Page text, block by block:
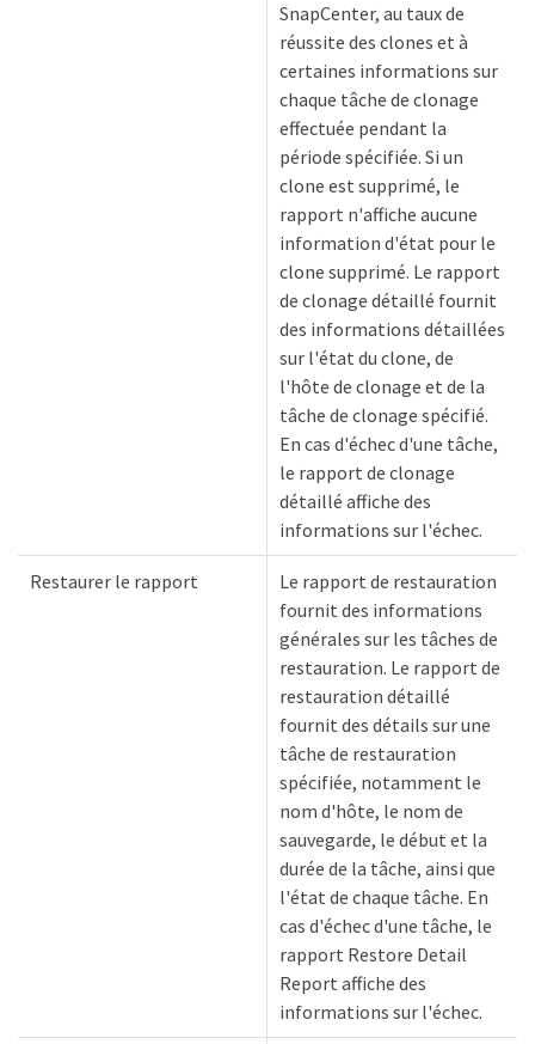
SnapCenter, au taux de
réussite des clones et à
certaines informations sur
chaque tâche de clonage
effectuée pendant la
période spécifiée. Si un
clone est supprimé, le
rapport n'affiche aucune
information d'état pour le
clone supprimé. Le rapport
de clonage détaillé fournit
des informations détaillées
sur l'état du clone, de
l'hôte de clonage et de la
tâche de clonage spécifié.
En cas d'échec d'une tâche,
le rapport de clonage
détaillé affiche des
informations sur l'échec.
Restaurer le rapport
Le rapport de restauration
fournit des informations
générales sur les tâches de
restauration. Le rapport de
restauration détaillé
fournit des détails sur une
tâche de restauration
spécifiée, notamment le
nom d'hôte, le nom de
sauvegarde, le début et la
durée de la tâche, ainsi que
l'état de chaque tâche. En
cas d'échec d'une tâche, le
rapport Restore Detail
Report affiche des
informations sur l'échec.